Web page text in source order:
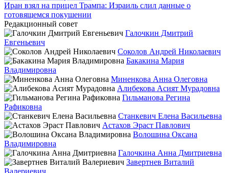
Иран взял на прицел Трампа: Израиль слил данные о
готовящемся покушении
Редакционный совет
Галочкин Дмитрий
Евгеньевич
Соколов Андрей Николаевич
Бакакина Мария
Владимировна
Миненкова Анна Олеговна
Алибекова Асият Мурадовна
Гильманова Регина
Рафиковна
Станкевич Елена Васильевна
Астахов Эраст Павлович
Волошина Оксана
Владимировна
Галочкина Анна Дмитриевна
Завертнев Виталий
Валериевич